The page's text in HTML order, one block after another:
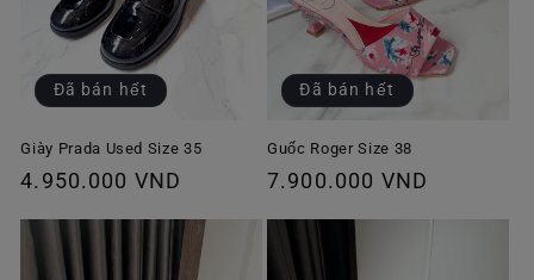
Đã bán hết
Giày Prada Used Size 35
Giá
thường
4.950.000 VND
Đã bán hết
Guốc Roger Size 38
Giá
thường
7.900.000 VND